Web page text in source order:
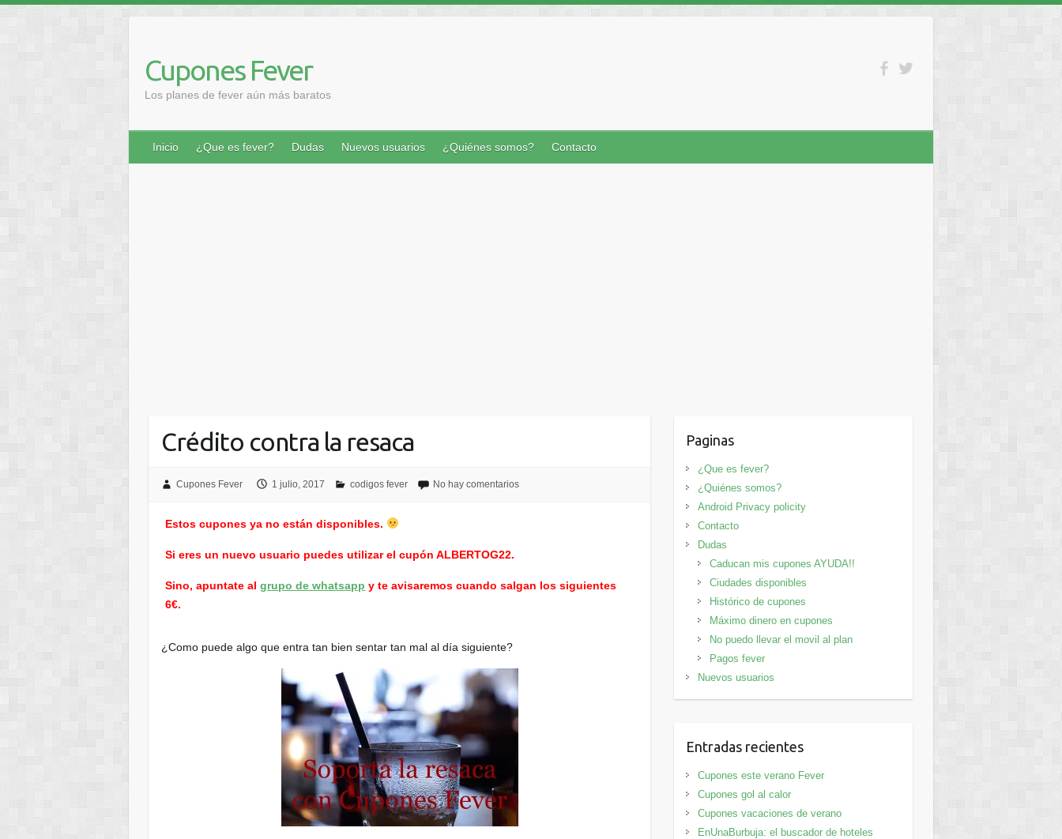
contenido
Cupones Fever
Los planes de fever aún más baratos
Inicio ¿Que es fever? Dudas Nuevos usuarios ¿Quiénes somos? Contacto
Crédito contra la resaca
Cupones Fever 1 julio, 2017 codigos fever No hay comentarios
Estos cupones ya no están disponibles.
Si eres un nuevo usuario puedes utilizar el cupón ALBERTOG22.
Sino, apuntate algrupo de whatsapp y te avisaremos cuando salgan los siguientes
6€.
¿Como puede algo que entra tan bien sentar tan mal al día siguiente?
Paginas
¿Que es fever?
¿Quiénes somos?
Android Privacy policity
Contacto
Dudas
Caducan mis cupones AYUDA!!
Ciudades disponibles
Histórico de cupones
Máximo dinero en cupones
No puedo llevar el movil al plan
Pagos fever
Nuevos usuarios
Entradas recientes
Cupones este verano Fever
Cupones gol al calor
Cupones vacaciones de verano
EnUnaBurbuja: el buscador de hoteles